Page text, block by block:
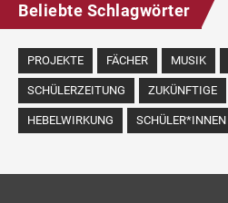
Beliebte Schlagwörter
PROJEKTE FÄCHER MUSIK
SCHÜLERZEITUNG ZUKÜNFTIGE
HEBELWIRKUNG SCHÜLER*INNEN